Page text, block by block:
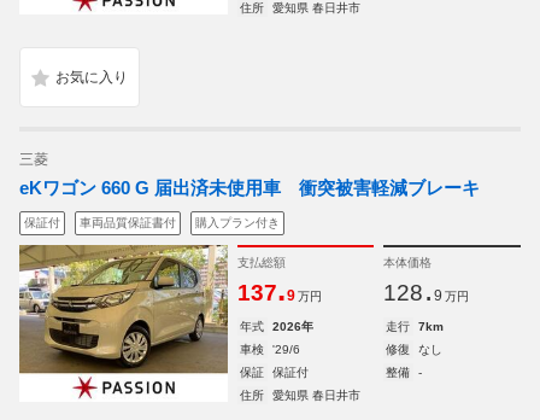
住所
愛知県 春日井市
三菱
eKワゴン 660 G 届出済未使用車 衝突被害軽減ブレーキ
保証付 車両品質保証書付 購入プラン付き
支払総額
137.9 万円
本体価格
128. 9 万円
年式 2026年 走行
7km
車検
'29/6 修復
なし
保証
保証付 整備
-
住所
愛知県 春日井市